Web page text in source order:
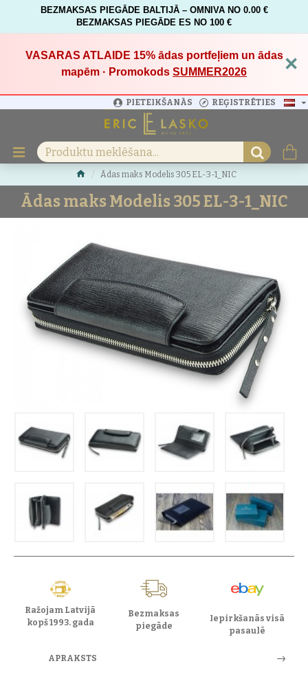
BEZMAKSAS PIEGĀDE BALTIJĀ – OMNIVA NO 0.00 €
BEZMAKSAS PIEGĀDE ES NO 100 €
VASARAS ATLAIDE 15%ādas portfeļiem un ādas
mapēm · Promokods SUMMER2026 ×
PIETEIKŠANĀS REĢISTRĒTIES
Ādas maks Modelis 305 EL-3-1_NIC
Ādas maks Modelis 305 EL-3-1_NIC
Ražojam Latvijā
kopš 1993. gada
Bezmaksas
piegāde
Iepirkšanās visā
pasaulē
APRAKSTS